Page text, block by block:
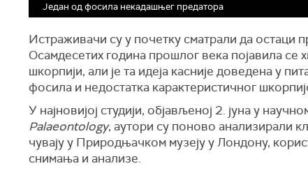
Један од фосила некадашњег предатора
Истраживачи су у почетку сматрали да остаци
Осамдесетих година прошлог века појавила се
шкорпији, али је та идеја касније доведена у
фосила и недостатка карактеристичног
У најновијој студији, објављеној 2. јуна у
Palaeontology, аутори су поново анализирали
чувају у Природњачком музеју у Лондону,
снимања и анализе.